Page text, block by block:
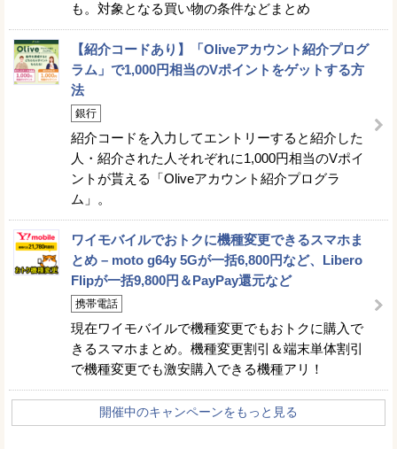
も。対象となる買い物の条件などまとめ
【紹介コードあり】「Oliveアカウント紹介プログ
ラム」で1,000円相当のVポイントをゲットする方
法
銀行
紹介コードを入力してエントリーすると紹介した
人・紹介された人それぞれに1,000円相当のVポイ
ントが貰える「Oliveアカウント紹介プログラ
ム」。
ワイモバイルでおトクに機種変更できるスマホま
とめ – moto g64y 5Gが一括6,800円など、Libero
Flipが一括9,800円＆PayPay還元など
携帯電話
現在ワイモバイルで機種変更でもおトクに購入で
きるスマホまとめ。機種変更割引＆端末単体割引
で機種変更でも激安購入できる機種アリ！
開催中のキャンペーンをもっと見る